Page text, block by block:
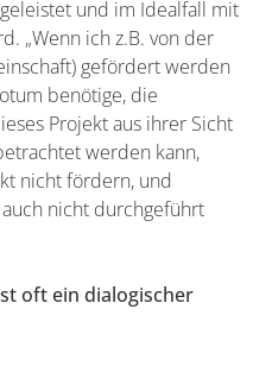
und im Idealfall mit
„Wenn ich z.B. von der
gefördert werden
benötige, die
Projekt aus ihrer Sicht
werden kann,
nicht fördern, und
nicht durchgeführt
oft ein dialogischer